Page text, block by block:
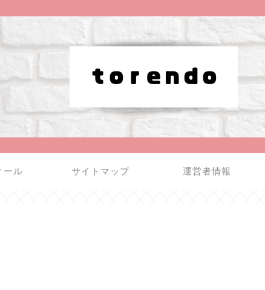
ール サイトマップ 運営者情報